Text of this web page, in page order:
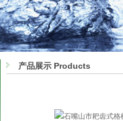
产品展示 Products